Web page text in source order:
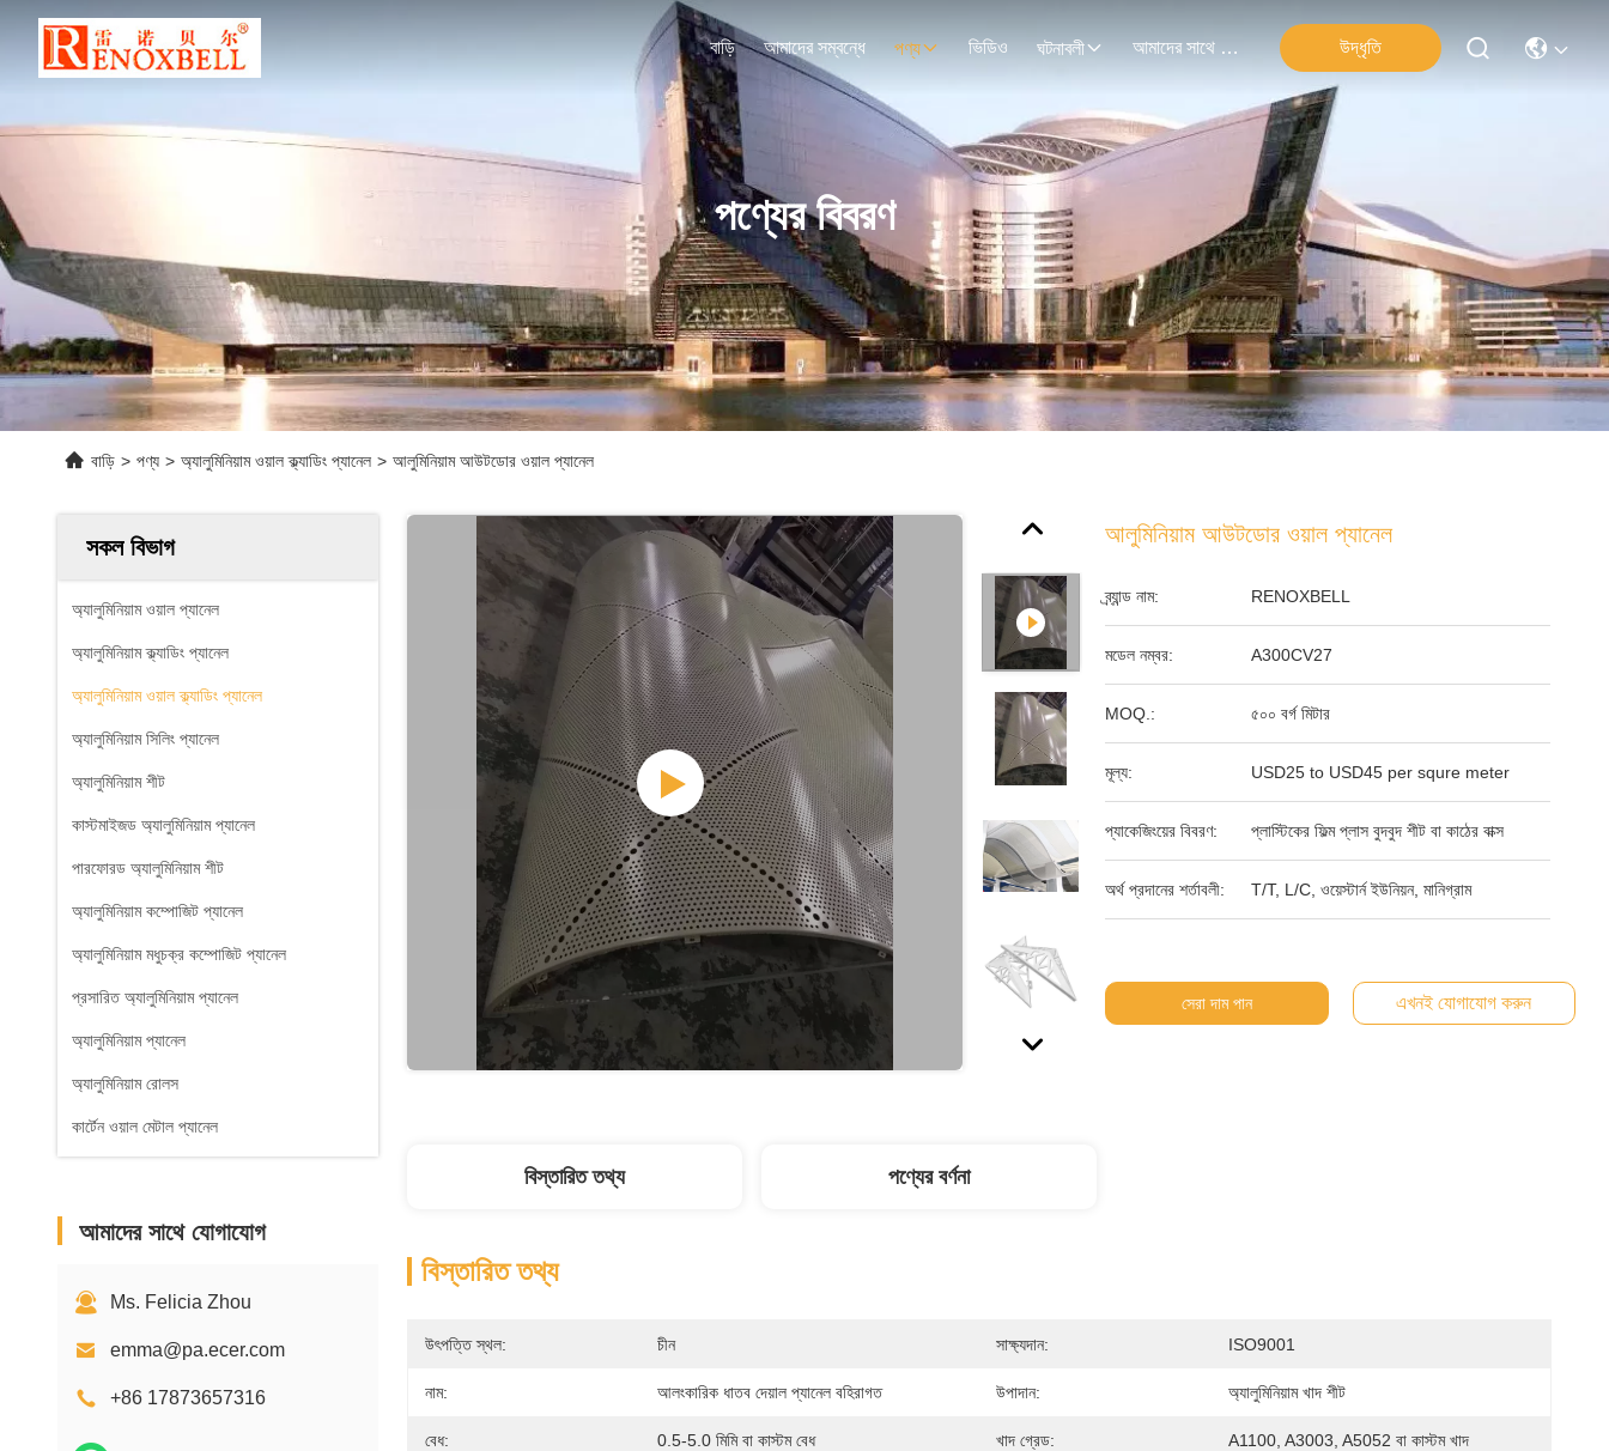
বাড়ি আমাদের সম্বন্ধে পণ্য ভিডিও ঘটনাবলী আমাদের সাথে যোগাযোগ উদ্ধৃতি
পণ্যের বিবরণ
বাড়ি > পণ্য > অ্যালুমিনিয়াম ওয়াল ক্ল্যাডিং প্যানেল > আলুমিনিয়াম আউটডোর ওয়াল প্যানেল
সকল বিভাগ
অ্যালুমিনিয়াম ওয়াল প্যানেল
অ্যালুমিনিয়াম ক্ল্যাডিং প্যানেল
অ্যালুমিনিয়াম ওয়াল ক্ল্যাডিং প্যানেল
অ্যালুমিনিয়াম সিলিং প্যানেল
অ্যালুমিনিয়াম শীট
কাস্টমাইজড অ্যালুমিনিয়াম প্যানেল
পারফোরড অ্যালুমিনিয়াম শীট
অ্যালুমিনিয়াম কম্পোজিট প্যানেল
অ্যালুমিনিয়াম মধুচক্র কম্পোজিট প্যানেল
প্রসারিত অ্যালুমিনিয়াম প্যানেল
অ্যালুমিনিয়াম প্যানেল
অ্যালুমিনিয়াম রোলস
কার্টেন ওয়াল মেটাল প্যানেল
আমাদের সাথে যোগাযোগ
Ms. Felicia Zhou
emma@pa.ecer.com
+86 17873657316
আলুমিনিয়াম আউটডোর ওয়াল প্যানেল
ব্র্যান্ড নাম: RENOXBELL
মডেল নম্বর: A300CV27
MOQ.: ৫০০ বর্গ মিটার
মূল্য: USD25 to USD45 per squre meter
প্যাকেজিংয়ের বিবরণ: প্লাস্টিকের ফিল্ম প্লাস বুদবুদ শীট বা কাঠের বাক্স
অর্থ প্রদানের শর্তাবলী: T/T, L/C, ওয়েস্টার্ন ইউনিয়ন, মানিগ্রাম
সেরা দাম পান এখনই যোগাযোগ করুন
বিস্তারিত তথ্য পণ্যের বর্ণনা
বিস্তারিত তথ্য
উৎপত্তি স্থল: চীন সাক্ষ্যদান: ISO9001
নাম: আলংকারিক ধাতব দেয়াল প্যানেল বহিরাগত উপাদান: অ্যালুমিনিয়াম খাদ শীট
বেধ: 0.5-5.0 মিমি বা কাস্টম বেধ খাদ গ্রেড: A1100, A3003, A5052 বা কাস্টম খাদ